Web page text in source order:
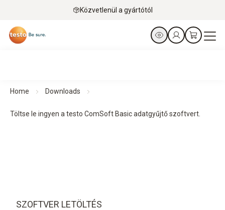
Közvetlenül a gyártótól
Home Downloads
Töltse le ingyen a testo ComSoft Basic adatgyűjtő szoftvert.
SZOFTVER LETÖLTÉS